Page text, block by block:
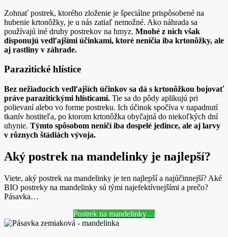
Zohnať postrek, ktorého zloženie je špeciálne prispôsobené na
hubenie krtonôžky, je u nás zatiaľ nemožné. Ako náhrada sa
používajú iné druhy postrekov na hmyz. Mnohé z nich však
disponujú vedľajšími účinkami, ktoré neničia iba krtonôžky, ale
aj rastliny v záhrade.
Parazitické hlístice
Bez nežiaducich vedľajších účinkov sa dá s krtonôžkou bojovať
práve parazitickými hlísticami. Tie sa do pôdy aplikujú pri
polievaní alebo vo forme postreku. Ich účinok spočíva v napadnutí
tkanív hostiteľa, po ktorom krtonôžka obyčajná do niekoľkých dní
uhynie. Týmto spôsobom neničí iba dospelé jedince, ale aj larvy
v rôznych štádiách vývoja.
Aký postrek na mandelinky je najlepší?
Viete, aký postrek na mandelinky je ten najlepší a najúčinnejší? Aké
BIO postreky na mandelinky sú tými najefektívnejšími a prečo?
Pásavka…
Postrek na mandelinky…